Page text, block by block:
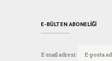
E-BÜLTEN ABONELIĞI
E-mail adresi: